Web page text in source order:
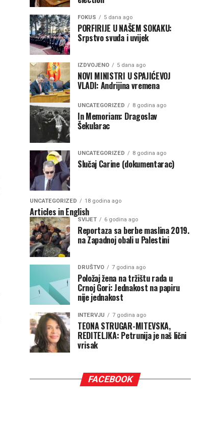
FOKUS 5 dana ago
PORFIRIJE U NAŠEM SOKAKU:
Srpstvo svuda i uvijek
IZDVOJENO 5 dana ago
NOVI MINISTRI U SPAJIĆEVOJ
VLADI: Andrijina vremena
UNCATEGORIZED 8 godina ago
In Memoriam: Dragoslav
Šekularac
UNCATEGORIZED 8 godina ago
Slučaj Carine (dokumentarac)
UNCATEGORIZED 18 godina ago
Articles in English
SVIJET 6 godina ago
Reportaza sa berbe maslina 2019.
na Zapadnoj obali u Palestini
DRUŠTVO 7 godina ago
Položaj žena na tržištu rada u
Crnoj Gori: Jednakost na papiru
nije jednakost
INTERVJU 7 godina ago
TEONA STRUGAR-MITEVSKA,
REDITELJKA: Petrunija je naš lični
vrisak
FACEBOOK